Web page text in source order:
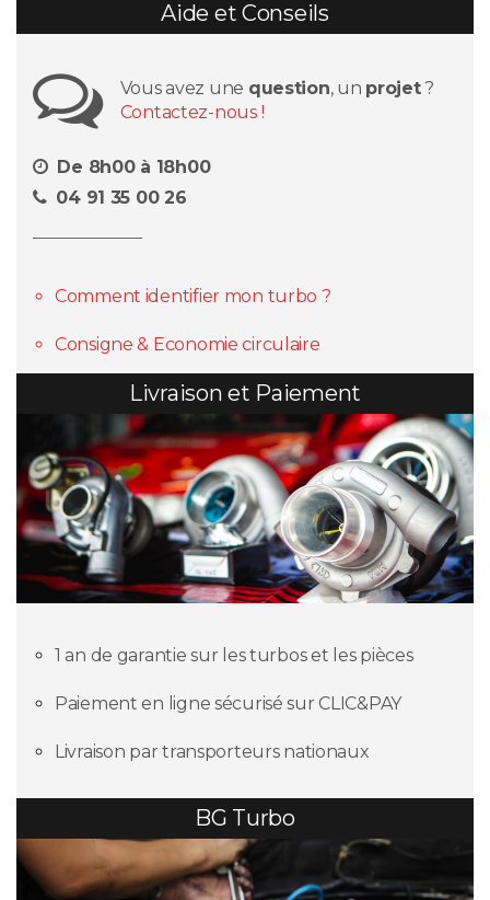
Aide et Conseils
Vous avez une question, un projet?
Contactez-nous !
De 8h00 à 18h00
04 91 35 00 26
Comment identifier mon turbo ?
Consigne & Economie circulaire
Livraison et Paiement
1 an de garantie sur les turbos et les pièces
Paiement en ligne sécurisé sur CLIC&PAY
Livraison par transporteurs nationaux
BG Turbo